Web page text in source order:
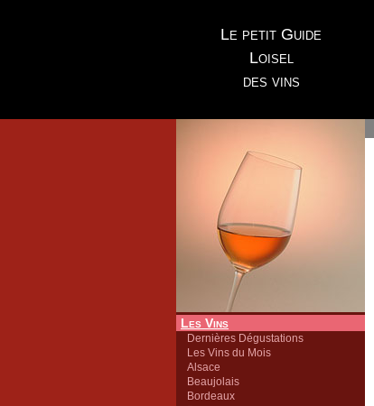
Le petit Guide
Loisel
des vins
Les Vins
Dernières Dégustations
Les Vins du Mois
Alsace
Beaujolais
Bordeaux